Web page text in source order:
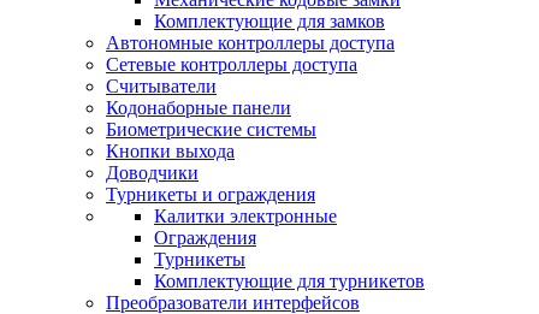
Комплектующие для замков
Автономные контроллеры доступа
Сетевые контроллеры доступа
Считыватели
Кодонаборные панели
Биометрические системы
Кнопки выхода
Доводчики
Турникеты и ограждения
Калитки электронные
Ограждения
Турникеты
Комплектующие для турникетов
Преобразователи интерфейсов